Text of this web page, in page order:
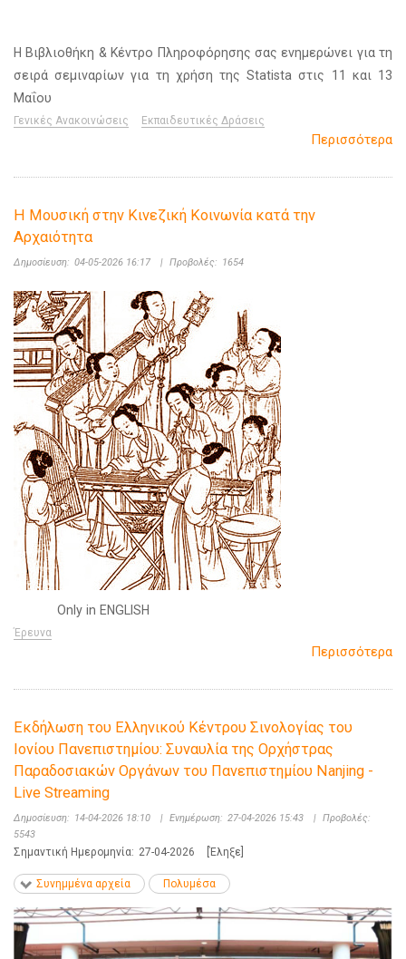
Η Βιβλιοθήκη & Κέντρο Πληροφόρησης σας ενημερώνει για τη
σειρά σεμιναρίων για τη χρήση της Statista στις 11 και 13
Μαΐου
Γενικές Ανακοινώσεις Εκπαιδευτικές Δράσεις
Περισσότερα
Η Μουσική στην Κινεζική Κοινωνία κατά την
Αρχαιότητα
Δημοσίευση: 04-05-2026 16:17 | Προβολές: 1654
Only in ENGLISH
Έρευνα
Περισσότερα
Εκδήλωση του Ελληνικού Κέντρου Σινολογίας του
Ιονίου Πανεπιστημίου: Συναυλία της Ορχήστρας
Παραδοσιακών Οργάνων του Πανεπιστημίου Nanjing -
Live Streaming
Δημοσίευση: 14-04-2026 18:10 | Ενημέρωση: 27-04-2026 15:43 | Προβολές:
5543
Σημαντική Ημερομηνία: 27-04-2026 [Έληξε]
Συνημμένα αρχεία Πολυμέσα